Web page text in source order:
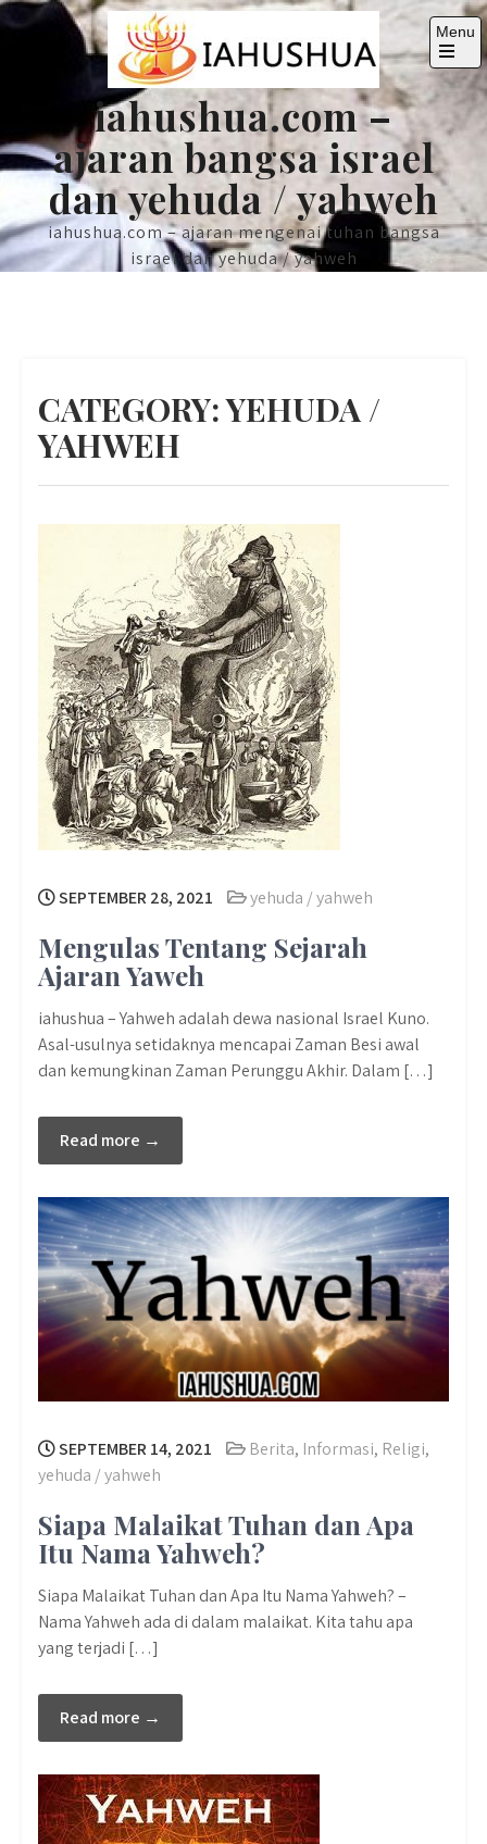
Skip
iahushua.com –
ajaran bangsa israel
dan yehuda / yahweh
iahushua.com – ajaran mengenai tuhan bangsa
israel dan yehuda / yahweh
Menu
Open
the
main
menu
CATEGORY:YEHUDA /
YAHWEH
SEPTEMBER 28, 2021 yehuda / yahweh
Mengulas Tentang Sejarah
Ajaran Yaweh
iahushua – Yahweh adalah dewa nasional Israel Kuno.
Asal-usulnya setidaknya mencapai Zaman Besi awal
dan kemungkinan Zaman Perunggu Akhir. Dalam […]
Read more →
SEPTEMBER 14, 2021 Berita, Informasi, Religi,
yehuda / yahweh
Siapa Malaikat Tuhan dan Apa
Itu Nama Yahweh?
Siapa Malaikat Tuhan dan Apa Itu Nama Yahweh? –
Nama Yahweh ada di dalam malaikat. Kita tahu apa
yang terjadi […]
Read more →